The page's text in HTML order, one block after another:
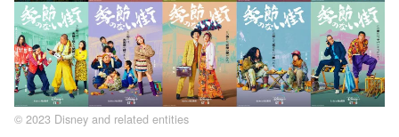
© 2023 Disney and related entities